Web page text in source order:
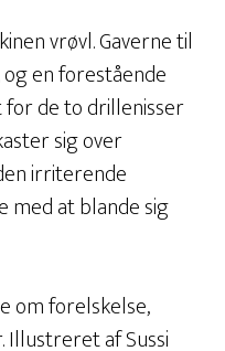
vrøvl. Gaverne til
en forestående
de to drillenisser
sig over
irriterende
med at blande sig
om forelskelse,
af Sussi